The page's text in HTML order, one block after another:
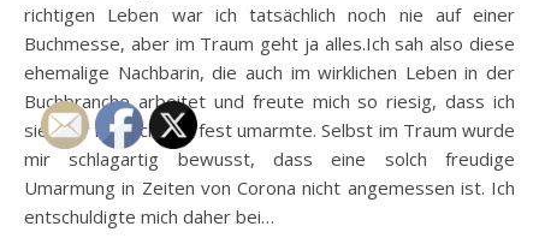
richtigen Leben war ich tatsächlich noch nie auf einer
Buchmesse, aber im Traum geht ja alles.Ich sah also diese
ehemalige Nachbarin, die auch im wirklichen Leben in der
Buchbranche arbeitet und freute mich so riesig, dass ich
sie sehr herzlich und fest umarmte. Selbst im Traum wurde
mir schlagartig bewusst, dass eine solch freudige
Umarmung in Zeiten von Corona nicht angemessen ist. Ich
entschuldigte mich daher bei…